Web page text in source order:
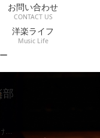
部
…
お問い合わせ
CONTACT US
洋楽ライフ
Music Life